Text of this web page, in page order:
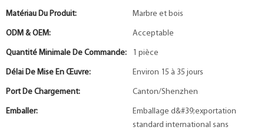
Matériau Du Produit: Marbre et bois
ODM & OEM: Acceptable
Quantité Minimale De Commande: 1 pièce
Délai De Mise En Œuvre: Environ 15 à 35 jours
Port De Chargement: Canton/Shenzhen
Emballer:
Emballage d&#39;exportation
standard international sans